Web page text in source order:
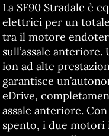
La SF90 Stradale è
elettrici per un
tra il motore
sull’assale
ion ad alte
garantisce
eDrive,
assale anteriore.
spento, i due